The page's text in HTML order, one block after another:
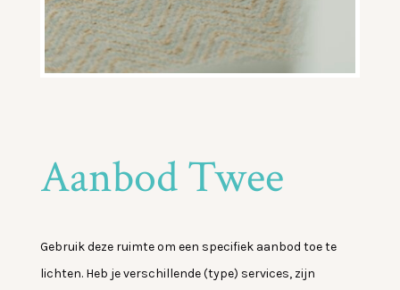
Aanbod Twee
Gebruik deze ruimte om een specifiek aanbod toe te
lichten. Heb je verschillende (type) services, zijn